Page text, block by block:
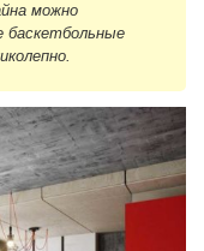
можно
баскетбольные